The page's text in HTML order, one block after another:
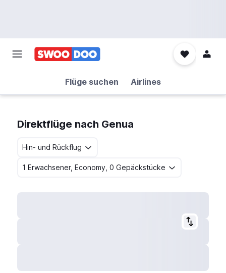
Flüge suchen Airlines
Direktflüge nach Genua
Hin- und Rückflug
1 Erwachsener, Economy, 0 Gepäckstücke